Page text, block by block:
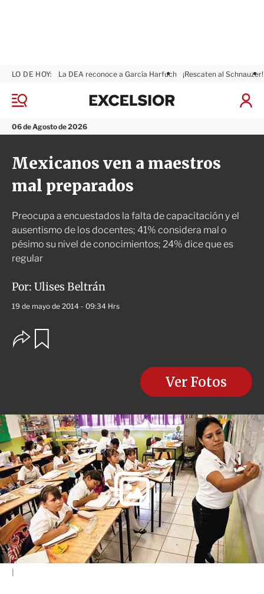
M
n
ú
06 de Agosto de 2026
LO DE HOY: La DEA reconoce a García Harfuch ¡Rescaten al Schnauzer!
I
x
l
i
o
Mexicanos ven a maestros
mal preparados
Preocupa a encuestados la falta de capacitación y el
ausentismo de los docentes; 41% considera mal o
pésimo su nivel de conocimientos; 24% dice que es
regular
Por: Ulises Beltrán
19 de mayo de 2014 - 09:34 Hrs
O
p
s
d
e
c
o
m
p
a
r
t
r
Ver Fotos